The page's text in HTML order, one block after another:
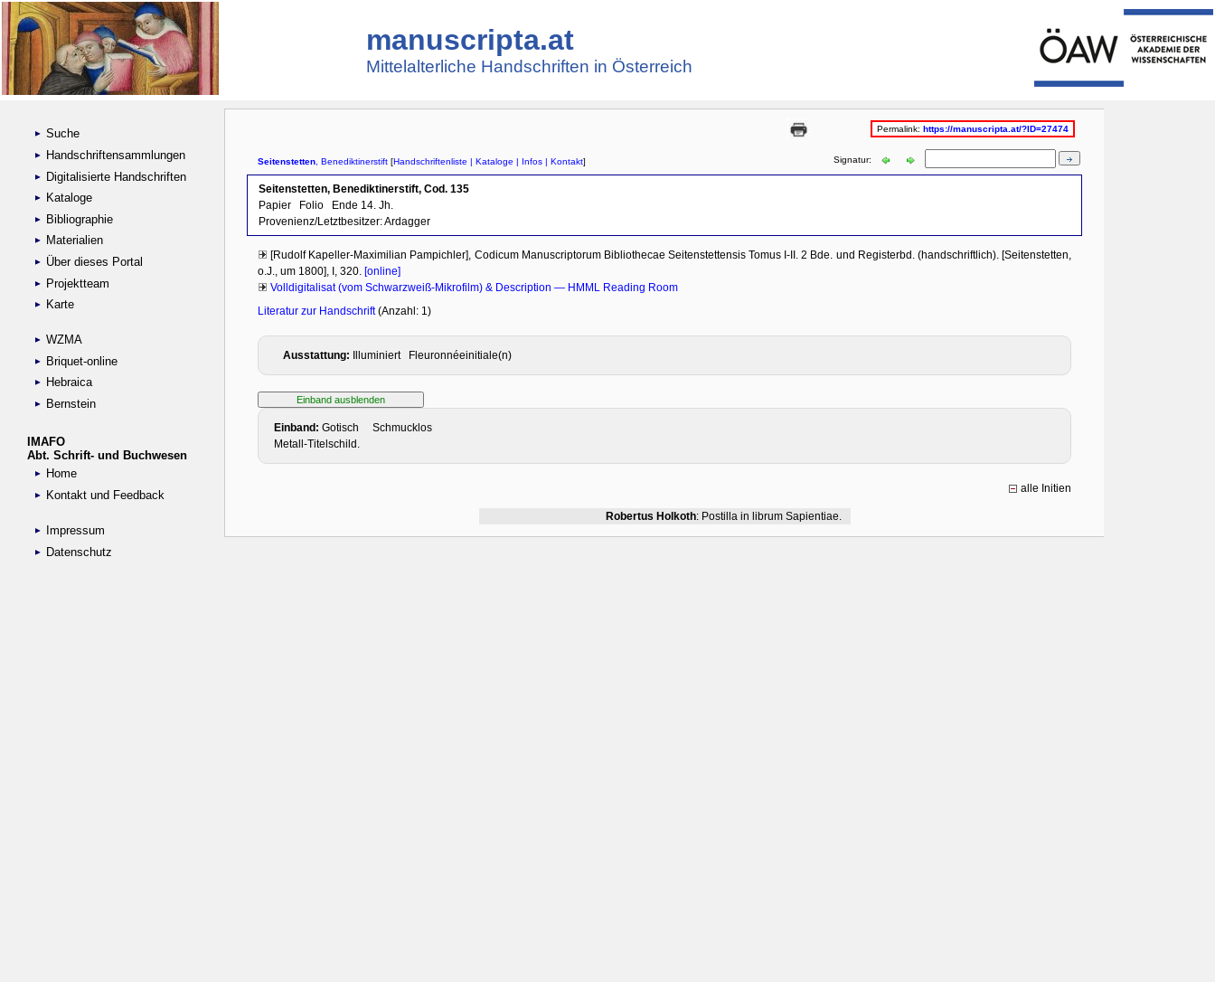
manuscripta.at
Mittelalterliche Handschriften in Österreich
Suche
Handschriftensammlungen
Digitalisierte Handschriften
Kataloge
Bibliographie
Materialien
Über dieses Portal
Projektteam
Karte
WZMA
Briquet-online
Hebraica
Bernstein
IMAFO
Abt. Schrift- und Buchwesen
Home
Kontakt und Feedback
Impressum
Datenschutz